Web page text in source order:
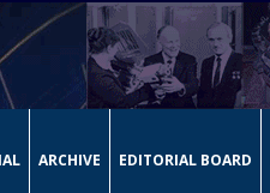
ARCHIVE EDITORIAL BOARD